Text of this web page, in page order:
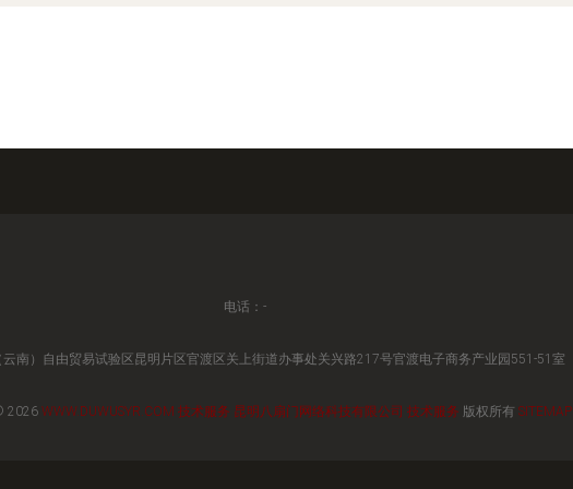
电话：-
南）自由贸易试验区昆明片区官渡区关上街道办事处关兴路217号官渡电子商务产业园551-51室
2026 WWW.DUWUSYR.COM 技术服务 昆明八扇门网络科技有限公司 技术服务 版权所有 SITEMAP